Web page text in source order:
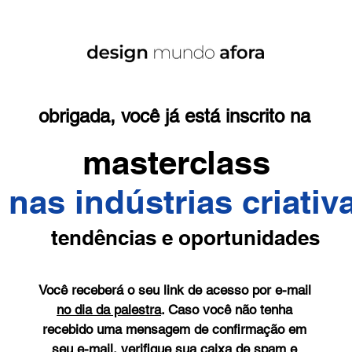
obrigada, você já está inscrito na
masterclass
nas indústrias
tendências e oportunidades
Você receberá o seu link de acesso por e-mail
no dia da palestra. Caso você não tenha
recebido uma mensagem de confirmação em
seu e-mail, verifique sua caixa de spam e